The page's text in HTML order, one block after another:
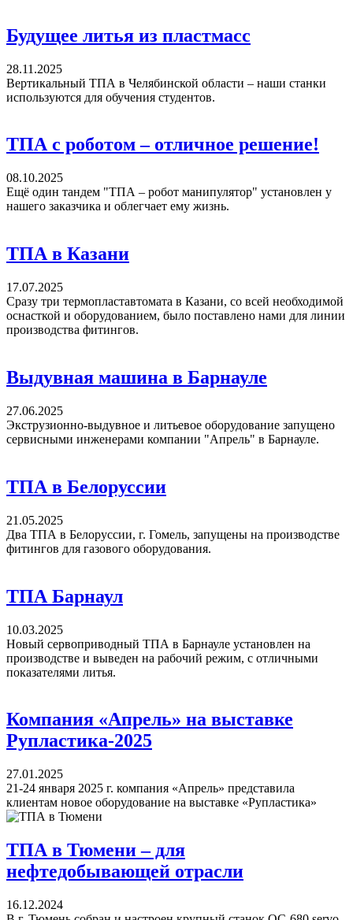
Будущее литья из пластмасс
28.11.2025
Вертикальный ТПА в Челябинской области – наши станки
используются для обучения студентов.
ТПА с роботом – отличное решение!
08.10.2025
Ещё один тандем "ТПА – робот манипулятор" установлен у
нашего заказчика и облегчает ему жизнь.
ТПА в Казани
17.07.2025
Сразу три термопластавтомата в Казани, со всей необходимой
оснасткой и оборудованием, было поставлено нами для линии
производства фитингов.
Выдувная машина в Барнауле
27.06.2025
Экструзионно-выдувное и литьевое оборудование запущено
сервисными инженерами компании "Апрель" в Барнауле.
ТПА в Белоруссии
21.05.2025
Два ТПА в Белоруссии, г. Гомель, запущены на производстве
фитингов для газового оборудования.
ТПА Барнаул
10.03.2025
Новый сервоприводный ТПА в Барнауле установлен на
производстве и выведен на рабочий режим, с отличными
показателями литья.
Компания «Апрель» на выставке
Рупластика-2025
27.01.2025
21-24 января 2025 г. компания «Апрель» представила
клиентам новое оборудование на выставке «Рупластика»
ТПА в Тюмени – для
нефтедобывающей отрасли
16.12.2024